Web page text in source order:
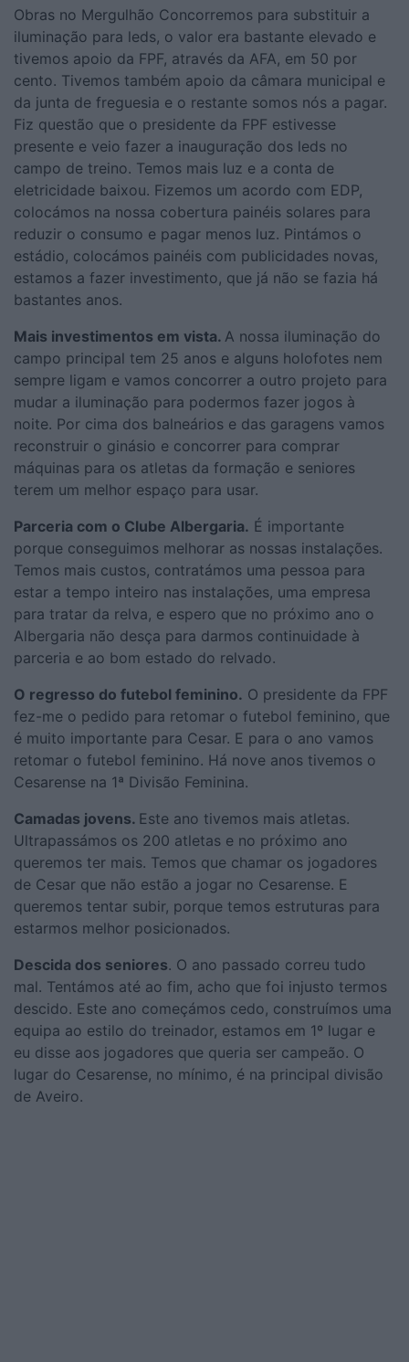
Obras no Mergulhão Concorremos para substituir a
iluminação para leds, o valor era bastante elevado e
tivemos apoio da FPF, através da AFA, em 50 por
cento. Tivemos também apoio da câmara municipal e
da junta de freguesia e o restante somos nós a pagar.
Fiz questão que o presidente da FPF estivesse
presente e veio fazer a inauguração dos leds no
campo de treino. Temos mais luz e a conta de
eletricidade baixou. Fizemos um acordo com EDP,
colocámos na nossa cobertura painéis solares para
reduzir o consumo e pagar menos luz. Pintámos o
estádio, colocámos painéis com publicidades novas,
estamos a fazer investimento, que já não se fazia há
bastantes anos.
Mais investimentos em vista. A nossa iluminação do
campo principal tem 25 anos e alguns holofotes nem
sempre ligam e vamos concorrer a outro projeto para
mudar a iluminação para podermos fazer jogos à
noite. Por cima dos balneários e das garagens vamos
reconstruir o ginásio e concorrer para comprar
máquinas para os atletas da formação e seniores
terem um melhor espaço para usar.
Parceria com o Clube Albergaria. É importante
porque conseguimos melhorar as nossas instalações.
Temos mais custos, contratámos uma pessoa para
estar a tempo inteiro nas instalações, uma empresa
para tratar da relva, e espero que no próximo ano o
Albergaria não desça para darmos continuidade à
parceria e ao bom estado do relvado.
O regresso do futebol feminino. O presidente da FPF
fez-me o pedido para retomar o futebol feminino, que
é muito importante para Cesar. E para o ano vamos
retomar o futebol feminino. Há nove anos tivemos o
Cesarense na 1ª Divisão Feminina.
Camadas jovens. Este ano tivemos mais atletas.
Ultrapassámos os 200 atletas e no próximo ano
queremos ter mais. Temos que chamar os jogadores
de Cesar que não estão a jogar no Cesarense. E
queremos tentar subir, porque temos estruturas para
estarmos melhor posicionados.
Descida dos seniores. O ano passado correu tudo
mal. Tentámos até ao fim, acho que foi injusto termos
descido. Este ano começámos cedo, construímos uma
equipa ao estilo do treinador, estamos em 1º lugar e
eu disse aos jogadores que queria ser campeão. O
lugar do Cesarense, no mínimo, é na principal divisão
de Aveiro.